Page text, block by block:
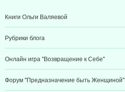
Книги Ольги Валяевой
Рубрики блога
Онлайн игра "Возвращение к Себе"
Форум "Предназначение быть Женщиной"